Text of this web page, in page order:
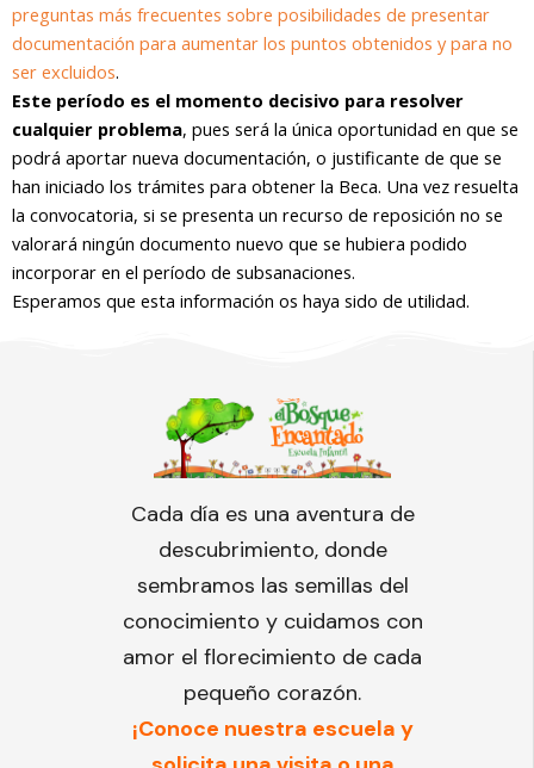
preguntas más frecuentes sobre posibilidades de presentar
documentación para aumentar los puntos obtenidos y para no
ser excluidos.
Este período es el momento decisivo para resolver
cualquier problema, pues será la única oportunidad en que se
podrá aportar nueva documentación, o justificante de que se
han iniciado los trámites para obtener la Beca. Una vez resuelta
la convocatoria, si se presenta un recurso de reposición no se
valorará ningún documento nuevo que se hubiera podido
incorporar en el período de subsanaciones.
Esperamos que esta información os haya sido de utilidad.
Cada día es una aventura de
descubrimiento, donde
sembramos las semillas del
conocimiento y cuidamos con
amor el florecimiento de cada
pequeño corazón.
¡Conoce nuestra escuela y